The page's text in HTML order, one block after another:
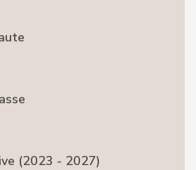
(2023 - 2027)